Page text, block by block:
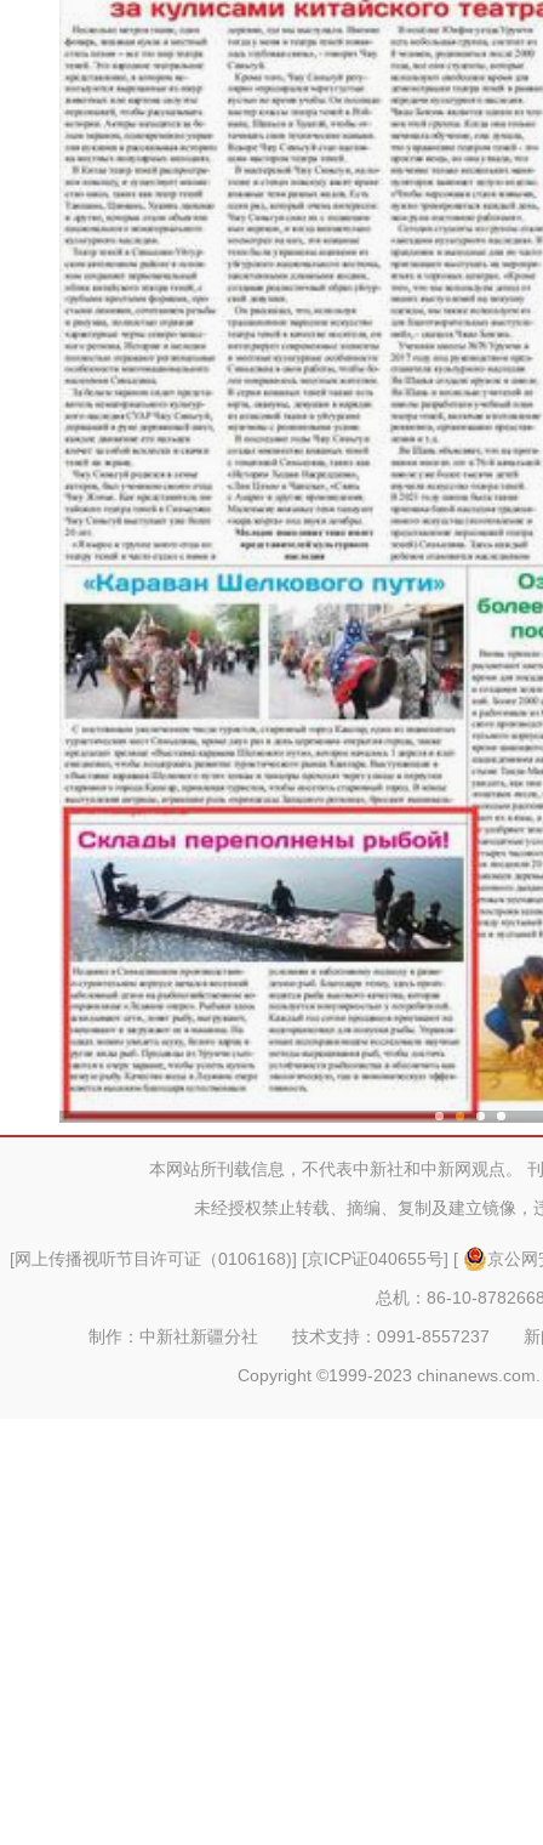
本网站所刊载信息，不代表中新社和中新网观点。
未经授权禁止转载、摘编、复制及建立镜像，
[网上传播视听节目许可证（0106168)] [京ICP证040655号] [
京公
总机：86-10-
制作：中新社新疆分社 技术支持：0991-8557237
Copyright ©1999-2023